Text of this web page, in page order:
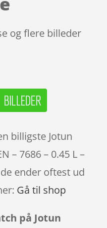
og flere billeder
billigste Jotun
– 7686 – 0.45 L –
ender oftest ud
Gå til shop
på Jotun